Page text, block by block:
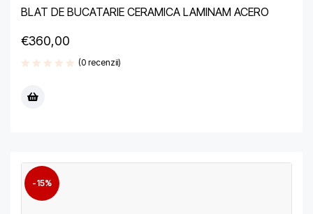
BLAT DE BUCATARIE CERAMICA LAMINAM ACERO
€360,00
(0 recenzii)
-15%